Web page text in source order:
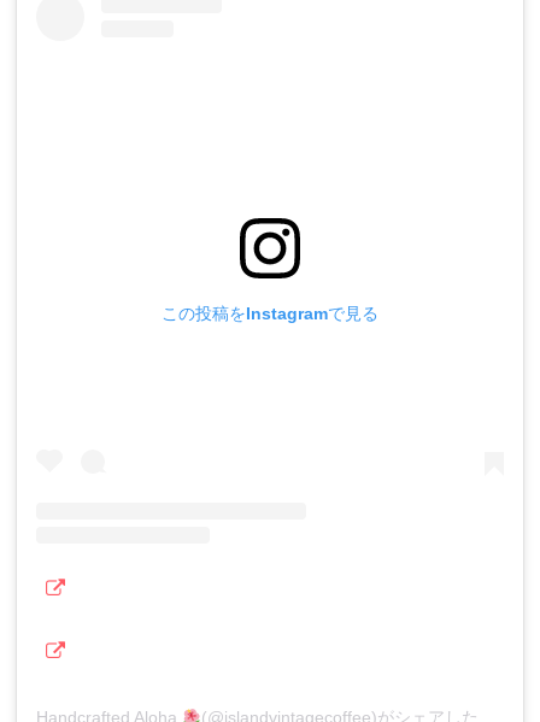
この投稿をInstagramで見る
Handcrafted Aloha (@islandvintagecoffee)がシェアした投稿